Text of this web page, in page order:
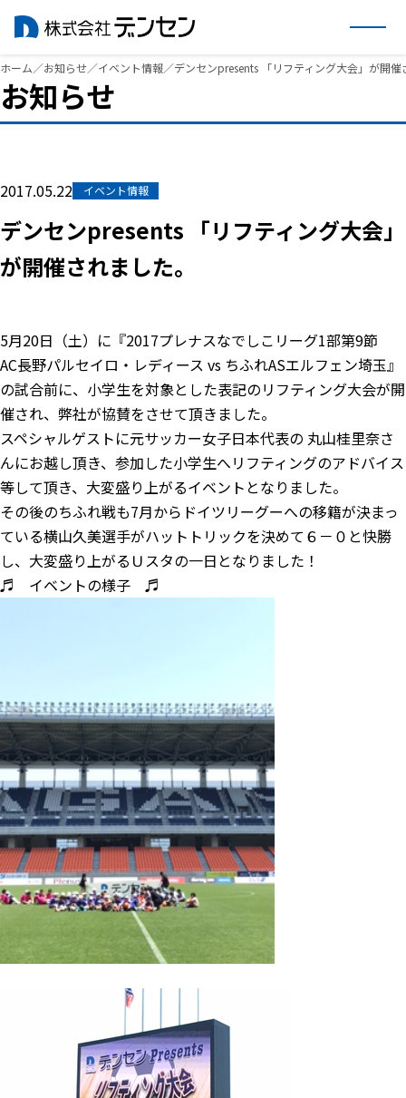
内
容
を
ッ
ホーム／お知らせ／イベント情報／デンセンpresents 「リフティング大会」が開催
お知らせ
2017.05.22 イベント情報
デンセンpresents 「リフティング大会」
が開催されました。
5月20日（土）に『2017プレナスなでしこリーグ1部第9節
AC長野パルセイロ・レディース vs ちふれASエルフェン埼玉』
の試合前に、小学生を対象とした表記のリフティング大会が開
催され、弊社が協賛をさせて頂きました。
スペシャルゲストに元サッカー女子日本代表の 丸山桂里奈さ
んにお越し頂き、参加した小学生へリフティングのアドバイス
等して頂き、大変盛り上がるイベントとなりました。
その後のちふれ戦も7月からドイツリーグーへの移籍が決まっ
ている横山久美選手がハットトリックを決めて６－０と快勝
し、大変盛り上がるＵスタの一日となりました！
♬ イベントの様子 ♬